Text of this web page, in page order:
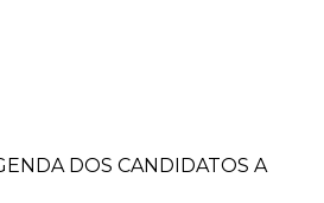
DOS CANDIDATOS A